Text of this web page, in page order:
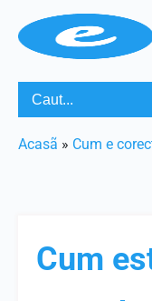
Acasã » Cum e
Cum